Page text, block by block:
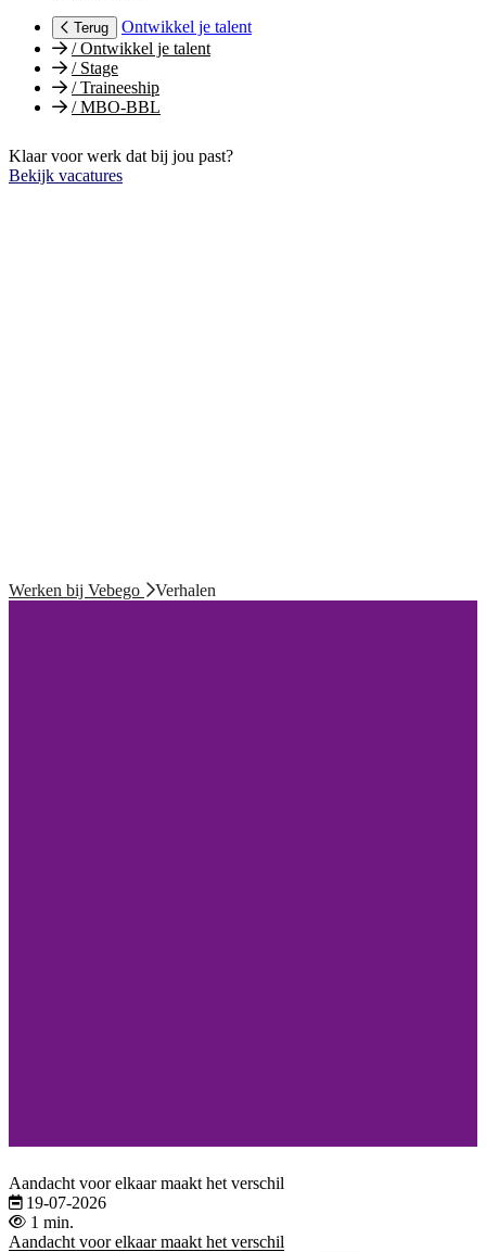
Terug
Ontwikkel je talent
/Ontwikkel je talent
/Stage
/Traineeship
/MBO-BBL
Klaar voor werk dat bij jou past?
Bekijk vacatures
Werken bij Vebego Verhalen
Aandacht voor elkaar maakt het verschil
19-07-2026
1 min.
Aandacht voor elkaar maakt het verschil